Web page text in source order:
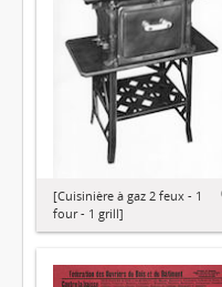
[Cuisinière à gaz 2 feux - 1
four - 1 grill]